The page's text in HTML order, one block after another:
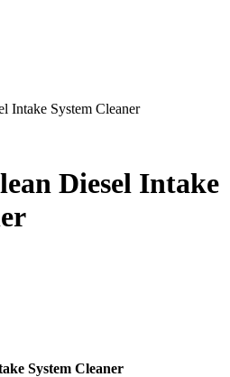
Intake System Cleaner
Diesel Intake
System Cleaner